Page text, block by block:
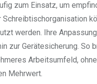
zum Einsatz, um
werden. Ihre
zur Gerätesicherung. So
Arbeitsumfeld,
Mehrwert.